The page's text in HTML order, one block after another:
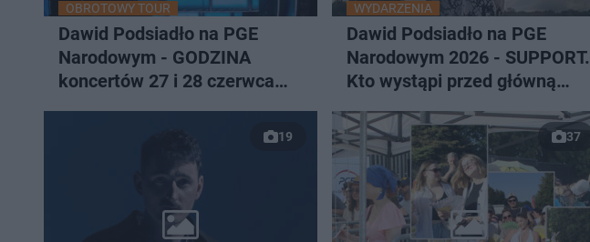
OBROTOWY TOUR
Dawid Podsiadło na PGE
Narodowym - GODZINA
koncertów 27 i 28 czerwca
WYDARZENIA
Dawid Podsiadło na PGE
Narodowym 2026 - SUPPORT.
Kto wystąpi przed główną
artysta!
19 37